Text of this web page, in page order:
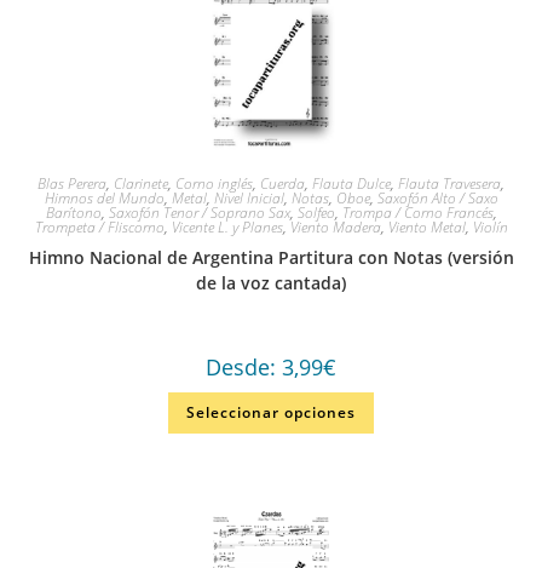
Blas Perera, Clarinete, Corno inglés, Cuerda, Flauta Dulce, Flauta Travesera,
Himnos del Mundo,Metal, Nivel Inicial, Notas, Oboe, Saxofón Alto / Saxo
Barítono, Saxofón Tenor / Soprano Sax, Solfeo, Trompa / Corno Francés,
Trompeta / Fliscorno, Vicente L. y Planes,Viento Madera, Viento Metal, Violín
Himno Nacional de Argentina Partitura con Notas (versión
de la voz cantada)
Desde: 3,99€
Seleccionar opciones